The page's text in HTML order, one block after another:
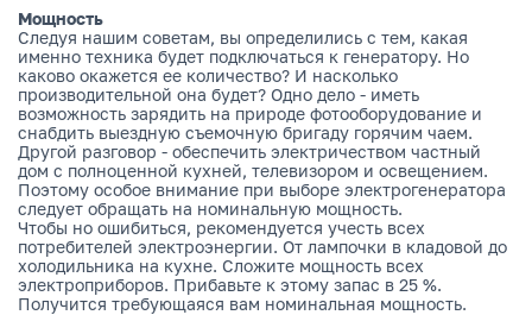
Мощность
Следуя нашим советам, вы определились с тем, какая
именно техника будет подключаться к генератору. Но
каково окажется ее количество? И насколько
производительной она будет? Одно дело - иметь
возможность зарядить на природе фотооборудование и
снабдить выездную съемочную бригаду горячим чаем.
Другой разговор - обеспечить электричеством частный
дом с полноценной кухней, телевизором и освещением.
Поэтому особое внимание при выборе электрогенератора
следует обращать на номинальную мощность.
Чтобы но ошибиться, рекомендуется учесть всех
потребителей электроэнергии. От лампочки в кладовой до
холодильника на кухне. Сложите мощность всех
электроприборов. Прибавьте к этому запас в 25 %.
Получится требующаяся вам номинальная мощность.